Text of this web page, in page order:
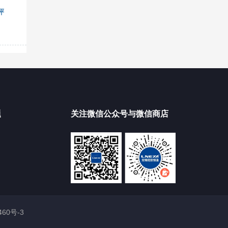
关注微信公众号与微信商店
号-3